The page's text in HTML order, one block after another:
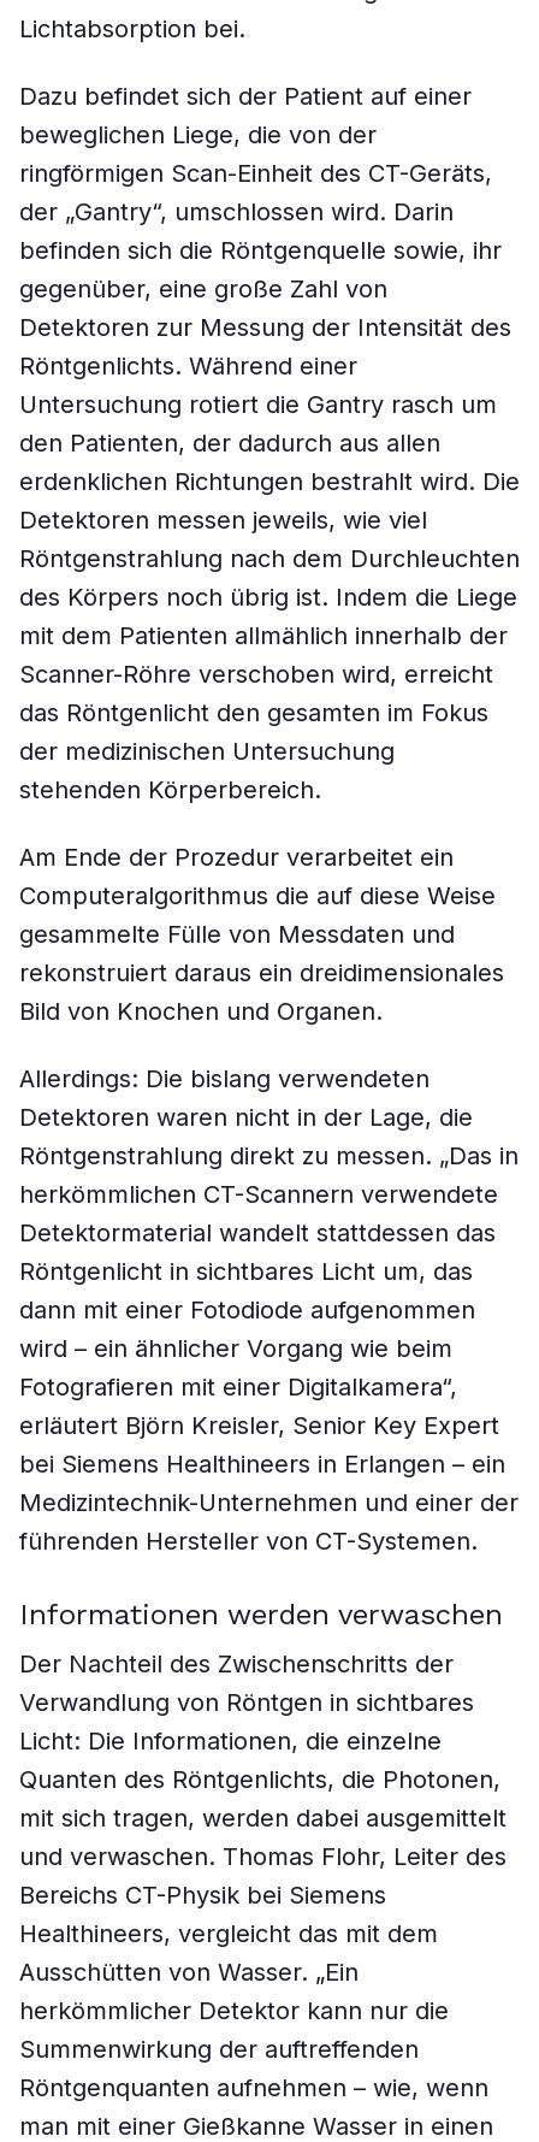
Lichtabsorption bei.
Dazu befindet sich der Patient auf einer
beweglichen Liege, die von der
ringförmigen Scan-Einheit des CT-Geräts,
der „Gantry“, umschlossen wird. Darin
befinden sich die Röntgenquelle sowie, ihr
gegenüber, eine große Zahl von
Detektoren zur Messung der Intensität des
Röntgenlichts. Während einer
Untersuchung rotiert die Gantry rasch um
den Patienten, der dadurch aus allen
erdenklichen Richtungen bestrahlt wird. Die
Detektoren messen jeweils, wie viel
Röntgenstrahlung nach dem Durchleuchten
des Körpers noch übrig ist. Indem die Liege
mit dem Patienten allmählich innerhalb der
Scanner-Röhre verschoben wird, erreicht
das Röntgenlicht den gesamten im Fokus
der medizinischen Untersuchung
stehenden Körperbereich.
Am Ende der Prozedur verarbeitet ein
Computeralgorithmus die auf diese Weise
gesammelte Fülle von Messdaten und
rekonstruiert daraus ein dreidimensionales
Bild von Knochen und Organen.
Allerdings: Die bislang verwendeten
Detektoren waren nicht in der Lage, die
Röntgenstrahlung direkt zu messen. „Das in
herkömmlichen CT-Scannern verwendete
Detektormaterial wandelt stattdessen das
Röntgenlicht in sichtbares Licht um, das
dann mit einer Fotodiode aufgenommen
wird – ein ähnlicher Vorgang wie beim
Fotografieren mit einer Digitalkamera“,
erläutert Björn Kreisler, Senior Key Expert
bei Siemens Healthineers in Erlangen – ein
Medizintechnik-Unternehmen und einer der
führenden Hersteller von CT-Systemen.
Informationen werden verwaschen
Der Nachteil des Zwischenschritts der
Verwandlung von Röntgen in sichtbares
Licht: Die Informationen, die einzelne
Quanten des Röntgenlichts, die Photonen,
mit sich tragen, werden dabei ausgemittelt
und verwaschen. Thomas Flohr, Leiter des
Bereichs CT-Physik bei Siemens
Healthineers, vergleicht das mit dem
Ausschütten von Wasser. „Ein
herkömmlicher Detektor kann nur die
Summenwirkung der auftreffenden
Röntgenquanten aufnehmen – wie, wenn
man mit einer Gießkanne Wasser in einen